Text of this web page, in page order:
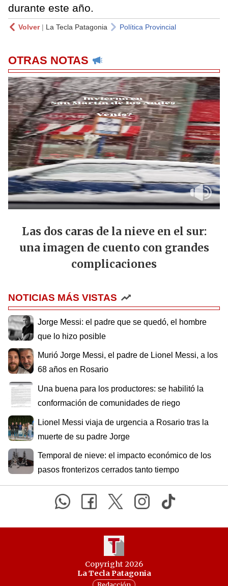
durante este año.
Volver| La Tecla Patagonia Política Provincial
OTRAS NOTAS
Las dos caras de la nieve en el sur:
una imagen de cuento con grandes
complicaciones
NOTICIAS MÁS VISTAS
Jorge Messi: el padre que se quedó, el hombre
que lo hizo posible
Murió Jorge Messi, el padre de Lionel Messi, a los
68 años en Rosario
Una buena para los productores: se habilitó la
conformación de comunidades de riego
Lionel Messi viaja de urgencia a Rosario tras la
muerte de su padre Jorge
Temporal de nieve: el impacto económico de los
pasos fronterizos cerrados tanto tiempo
Copyright 2026
La Tecla Patagonia